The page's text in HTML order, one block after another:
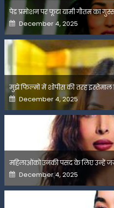
पेड प्रमोशन पर फूटा यामी गौतम का
Posted
on
December 4, 2025
मुझे फिल्मों में शोपीस की तरह
Posted
on
December 4, 2025
महिलाओंको उनकी पसंद के लिए उन्हें
Posted
on
December 4, 2025